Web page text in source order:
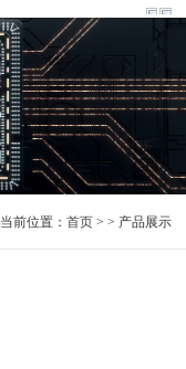
当前位置： 首页> > 产品展示